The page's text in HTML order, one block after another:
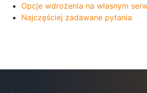
Opcje wdrożenia na własnym
Najczęściej zadawane pytania